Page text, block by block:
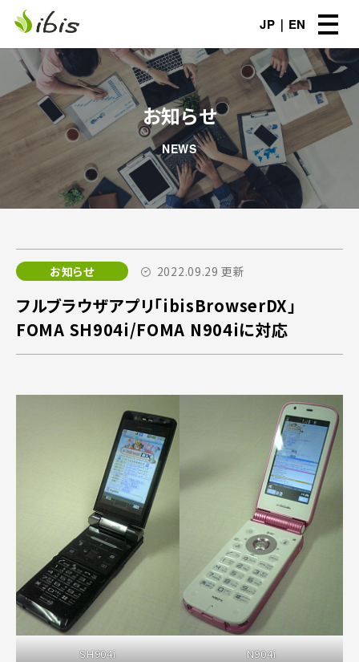
JP EN
お知らせ
NEWS
お知らせ 2022.09.29 更新
フルブラウザアプリ「ibisBrowserDX」
FOMA SH904i/FOMA N904iに対応
SH904i N904i